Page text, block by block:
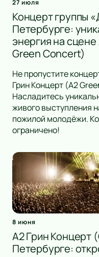
27 июля
Концерт группы
Петербурге:
энергия на
Green Concert)
Не пропустите
Грин Концерт (A2
Насладитесь
живого выступления
пожилой молодёжи.
ограничено!
8 июня
A2 Грин Концерт
Петербурге: